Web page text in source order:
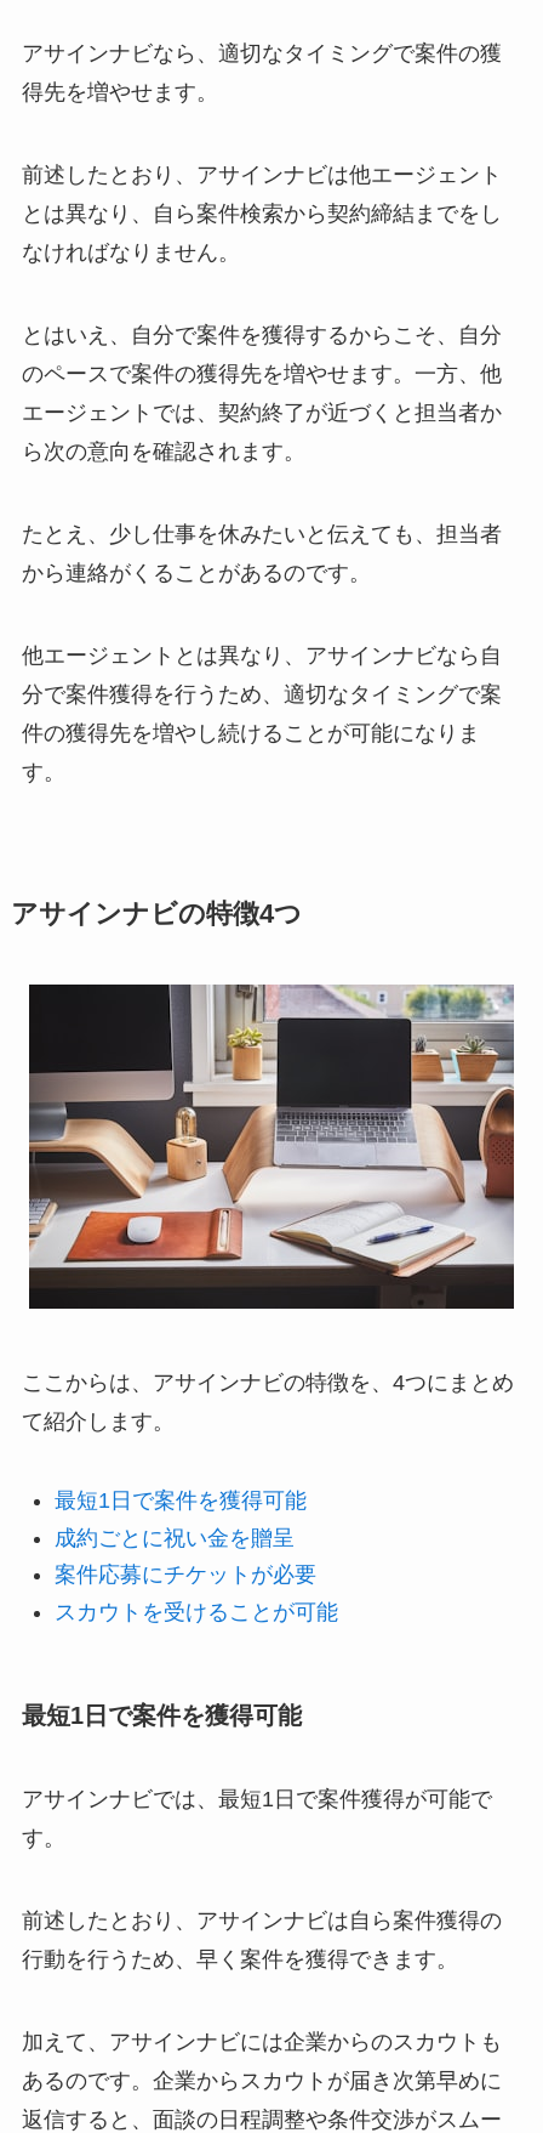
アサインナビなら、適切なタイミングで案件の獲
得先を増やせます。
前述したとおり、アサインナビは他エージェント
とは異なり、自ら案件検索から契約締結までをし
なければなりません。
とはいえ、自分で案件を獲得するからこそ、自分
のペースで案件の獲得先を増やせます。一方、他
エージェントでは、契約終了が近づくと担当者か
ら次の意向を確認されます。
たとえ、少し仕事を休みたいと伝えても、担当者
から連絡がくることがあるのです。
他エージェントとは異なり、アサインナビなら自
分で案件獲得を行うため、適切なタイミングで案
件の獲得先を増やし続けることが可能になりま
す。
アサインナビの特徴4つ
ここからは、アサインナビの特徴を、4つにまとめ
て紹介します。
最短1日で案件を獲得可能
成約ごとに祝い金を贈呈
案件応募にチケットが必要
スカウトを受けることが可能
最短1日で案件を獲得可能
アサインナビでは、最短1日で案件獲得が可能で
す。
前述したとおり、アサインナビは自ら案件獲得の
行動を行うため、早く案件を獲得できます。
加えて、アサインナビには企業からのスカウトも
あるのです。企業からスカウトが届き次第早めに
返信すると、面談の日程調整や条件交渉がスムー